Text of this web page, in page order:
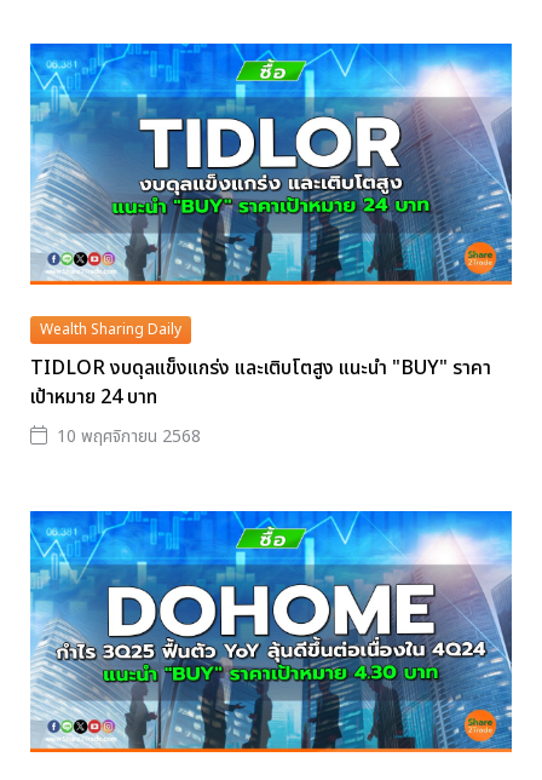
Wealth Sharing Daily
TIDLOR งบดุลแข็งแกร่ง และเติบโตสูง แนะนำ "BUY" ราคา
เป้าหมาย 24 บาท
10 พฤศจิกายน 2568